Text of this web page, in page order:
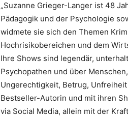
„Suzanne Grieger-Langer ist 48
Pädagogik und der Psychologie
widmete sie sich den Themen
Hochrisikobereichen und dem
Ihre Shows sind legendär,
Psychopathen und über
Ungerechtigkeit, Betrug,
Bestseller-Autorin und mit ihren
via Social Media, allein mit der